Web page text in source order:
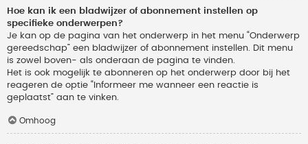
Hoe kan ik een bladwijzer of abonnement instellen op
specifieke onderwerpen?
Je kan op de pagina van het onderwerp in het menu “Onderwerp
gereedschap” een bladwijzer of abonnement instellen. Dit menu
is zowel boven- als onderaan de pagina te vinden.
Het is ook mogelijk te abonneren op het onderwerp door bij het
reageren de optie “Informeer me wanneer een reactie is
geplaatst” aan te vinken.
Omhoog